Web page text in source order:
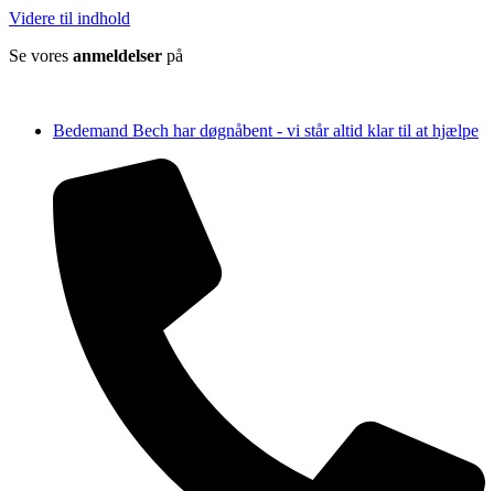
Videre til indhold
Se vores anmeldelser på
Bedemand Bech har døgnåbent - vi står altid klar til at hjælpe